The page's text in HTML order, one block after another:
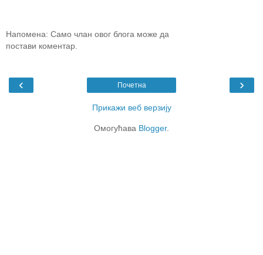
Напомена: Само члан овог блога може да
постави коментар.
‹ ›
Почетна
Прикажи веб верзију
Омогућава Blogger.